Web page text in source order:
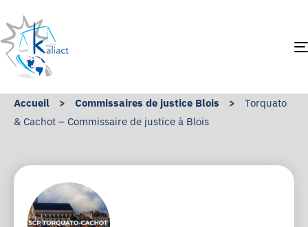
Accueil > Commissaires de justice Blois >
Torquato
& Cachot – Commissaire de justice à Blois